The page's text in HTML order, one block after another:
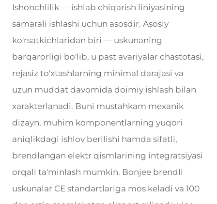
Ishonchlilik — ishlab chiqarish liniyasining
samarali ishlashi uchun asosdir. Asosiy
ko'rsatkichlaridan biri — uskunaning
barqarorligi bo'lib, u past avariyalar chastotasi,
rejasiz to'xtashlarning minimal darajasi va
uzun muddat davomida doimiy ishlash bilan
xarakterlanadi. Buni mustahkam mexanik
dizayn, muhim komponentlarning yuqori
aniqlikdagi ishlov berilishi hamda sifatli,
brendlangan elektr qismlarining integratsiyasi
orqali ta'minlash mumkin. Bonjee brendli
uskunalar CE standartlariga mos keladi va 100